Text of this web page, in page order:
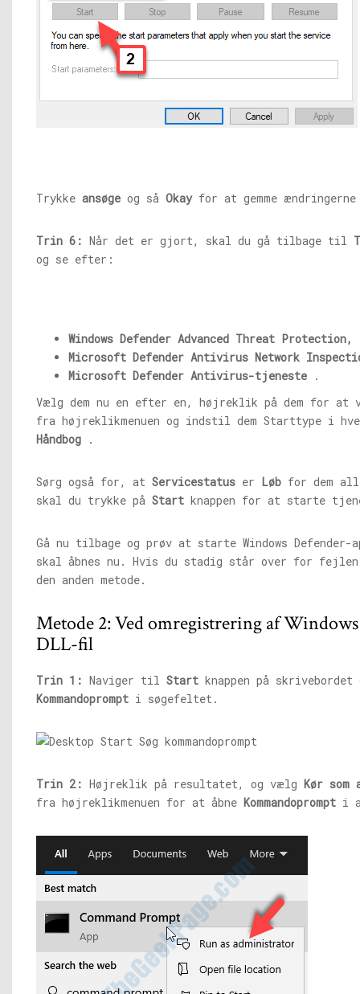
Trykke ansøge og så Okayfor at gemme
Trin 6: Når det er gjort, skal du gå tilbage til
og se efter:
Windows Defender Advanced Threat Protection,
Microsoft Defender Antivirus Network
Microsoft Defender Antivirus-tjeneste .
Vælg dem nu en efter en, højreklik på dem for at
fra højreklikmenuen og indstil dem Starttype i
Håndbog .
Sørg også for, at Servicestatus er Løb for dem
skal du trykke på Start knappen for at starte
Gå nu tilbage og prøv at starte Windows Defender-
skal åbnes nu. Hvis du stadig står over for
den anden metode.
Metode 2: Ved omregistrering af
DLL-fil
Trin 1: Naviger til Start knappen på
Kommandoprompt i søgefeltet.
Trin 2: Højreklik på resultatet, og vælg Kør som
fra højreklikmenuen for at åbne Kommandoprompt i